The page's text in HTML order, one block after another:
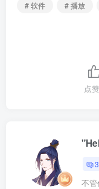
# 软件
# 播放
点赞
不